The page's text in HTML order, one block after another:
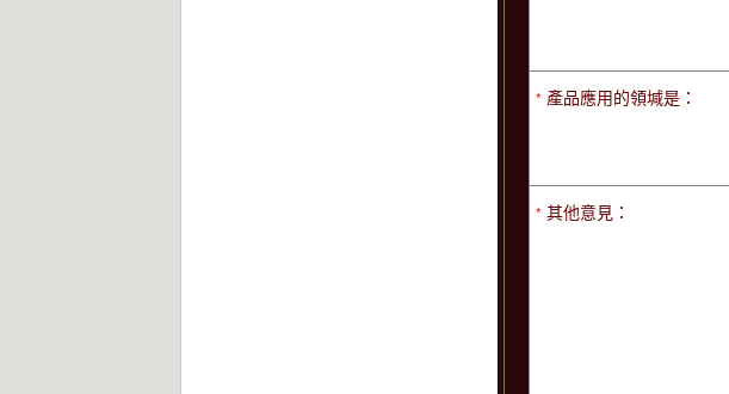
* 產品應用的領堿是：
* 其他意見：